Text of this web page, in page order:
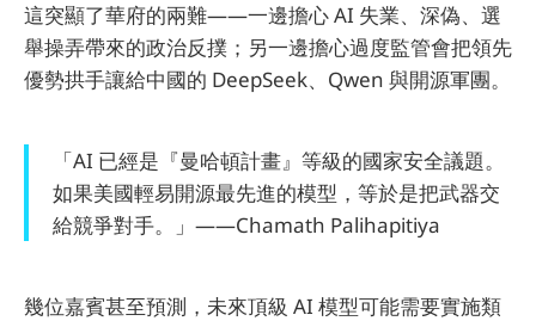
這突顯了華府的兩難——一邊擔心 AI 失業、深偽、選
舉操弄帶來的政治反撲；另一邊擔心過度監管會把領先
優勢拱手讓給中國的 DeepSeek、Qwen 與開源軍團。
「AI 已經是『曼哈頓計畫』等級的國家安全議題。
如果美國輕易開源最先進的模型，等於是把武器交
給競爭對手。」——Chamath Palihapitiya
幾位嘉賓甚至預測，未來頂級 AI 模型可能需要實施類